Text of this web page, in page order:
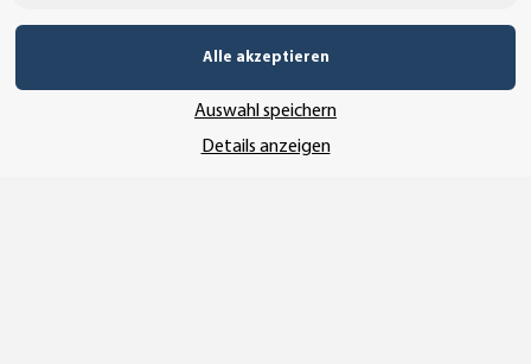
Prozent Rabattcode für Ihre nächste Bestellung.
Alle akzeptieren
Auswahl speichern
Details anzeigen